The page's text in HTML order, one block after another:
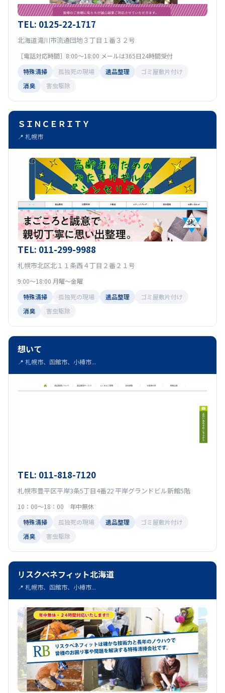
TEL: 0125-22-1717
北海道滝川市流通団地３丁目１番３２号
［電話対応時間］8:00〜18:00 メールは365日24時間受付
特殊清掃
孤独死の現場 遺品整理
ゴミ屋敷片付け
消臭
害虫駆除
ＳＩＮＣＥＲＩＴＹ
📍 札幌市
TEL: 011-299-9988
札幌市北区北１１条西４丁目２番２１号
9:00～18:00 月曜～金曜
特殊清掃
孤独死の現場 遺品整理
ゴミ屋敷片付け
消臭
害虫駆除
想いて
📍 札幌市、函館市、小樽市...
TEL: 011-818-7120
札幌市豊平区平岸3条5丁目4番22 平岸グランドビル新館5階
10：00～18：00 年中無休
特殊清掃
孤独死の現場 遺品整理
ゴミ屋敷片付け
消臭
害虫駆除
リスクベネフィット北海道
📍 札幌市、函館市、小樽市...